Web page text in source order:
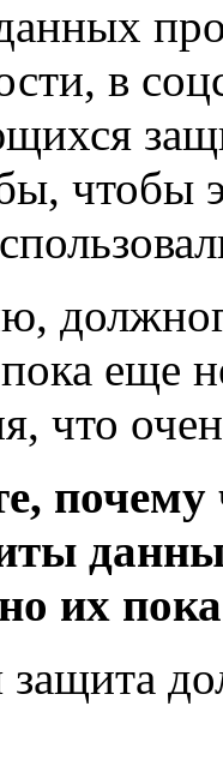
в
чтобы
еще
что
почему
их